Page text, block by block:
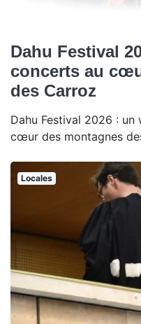
Dahu Festival
concerts au
des Carroz
Dahu Festival 2026 :
cœur des montagnes
Locales